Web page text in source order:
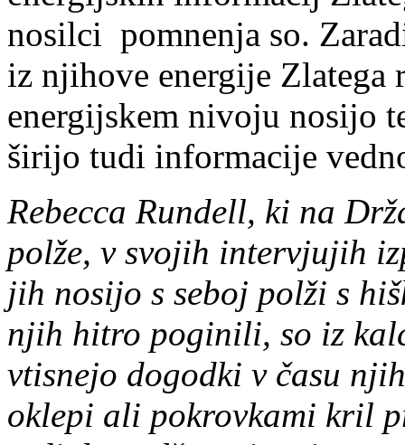
nosilci pomnenja so.
iz njihove energije Zlatega
energijskem nivoju nosijo
širijo tudi informacije
Rebecca Run­dell, ki na
polže, v svojih intervjujih
jih nosijo s seboj polži s
njih hitro poginili, so iz
vtisnejo dogodki v času
oklepi ali pokrovkami kril